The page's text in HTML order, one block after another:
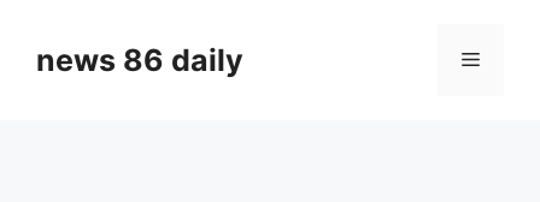
contentnews 86 daily Menu